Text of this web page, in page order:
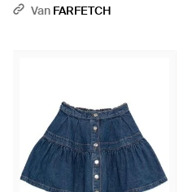
Van FARFETCH